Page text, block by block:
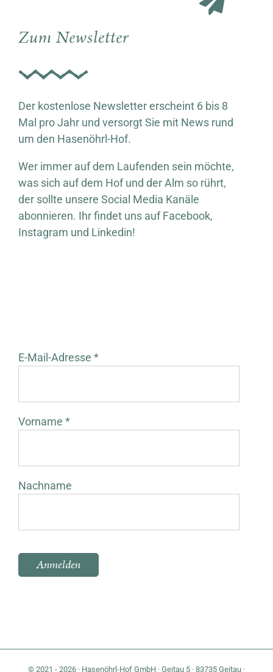
Zum Newsletter
Der kostenlose Newsletter erscheint 6 bis 8
Mal pro Jahr und versorgt Sie mit News rund
um den Hasenöhrl-Hof.
Wer immer auf dem Laufenden sein möchte,
was sich auf dem Hof und der Alm so rührt,
der sollte unsere Social Media Kanäle
abonnieren. Ihr findet uns auf Facebook,
Instagram und Linkedin!
E-Mail-Adresse *
Vorname *
Nachname
Bitte lasse dieses Feld leer.
© 2021 - 2026 · Hasenöhrl-Hof GmbH · Geitau 5 · 83735 Geitau ·